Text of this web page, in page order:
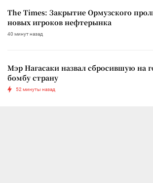
The Times: Закрытие Ормузского
новых игроков нефтерынка
40 минут назад
Мэр Нагасаки назвал сбросившую на
бомбу страну
52 минуты назад